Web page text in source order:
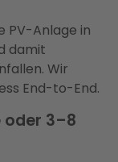
PV-Anlage in
damit
Wir
End-to-End.
oder 3–8